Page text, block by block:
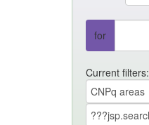
for
Current filters: